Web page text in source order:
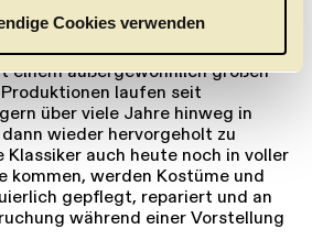
Cookies verwenden
einem außergewöhnlich großen
laufen seit
über viele Jahre hinweg in
wieder hervorgeholt zu
auch heute noch in voller
kommen, werden Kostüme und
gepflegt, repariert und an
während einer Vorstellung